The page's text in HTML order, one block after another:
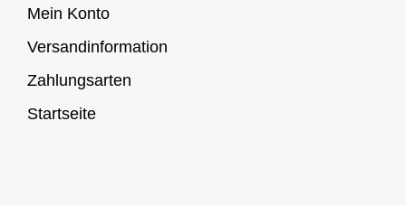
Mein Konto
Versandinformation
Zahlungsarten
Startseite